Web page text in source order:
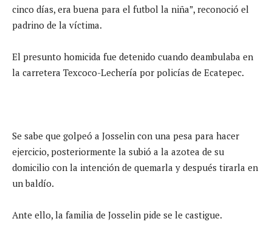
cinco días, era buena para el futbol la niña”, reconoció el
padrino de la víctima.
El presunto homicida fue detenido cuando deambulaba en
la carretera Texcoco-Lechería por policías de Ecatepec.
Se sabe que golpeó a Josselin con una pesa para hacer
ejercicio, posteriormente la subió a la azotea de su
domicilio con la intención de quemarla y después tirarla en
un baldío.
Ante ello, la familia de Josselin pide se le castigue.